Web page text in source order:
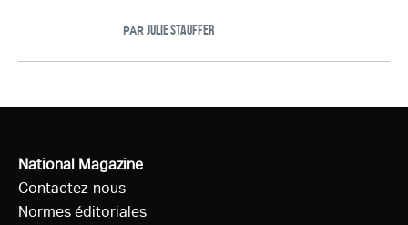
PAR JULIE STAUFFER
National Magazine
Contactez-nous
Normes éditoriales